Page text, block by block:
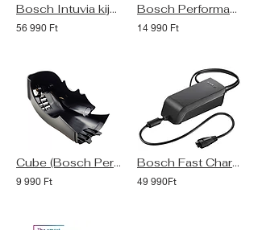
Bosch Intuvia kijelző
56 990 Ft
Bosch PerformanceCXGen4 Smart Design Cover motorborítás Bosch Connect Module-hoz
14 990 Ft
Cube (Bosch Perf.CXGen4 Smart)motorborítás Bosch Connect Module BCM kompatibilis
9 990 Ft
Bosch Fast Charger (6A) akkumulátor töltő
49 990Ft